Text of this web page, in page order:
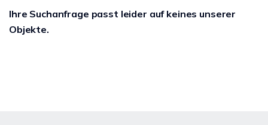
Ihre Suchanfrage passt leider auf keines unserer
Objekte.